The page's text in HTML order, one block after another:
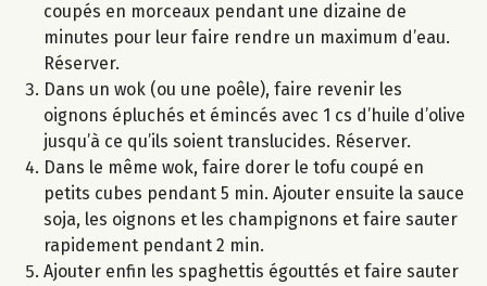
coupés en morceaux pendant une dizaine de
minutes pour leur faire rendre un maximum d’eau.
Réserver.
Dans un wok (ou une poêle), faire revenir les
oignons épluchés et émincés avec 1 cs d’huile d’olive
jusqu’à ce qu’ils soient translucides. Réserver.
Dans le même wok, faire dorer le tofu coupé en
petits cubes pendant 5 min. Ajouter ensuite la sauce
soja, les oignons et les champignons et faire sauter
rapidement pendant 2 min.
Ajouter enfin les spaghettis égouttés et faire sauter